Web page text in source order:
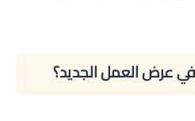
عرض العمل الجديد؟